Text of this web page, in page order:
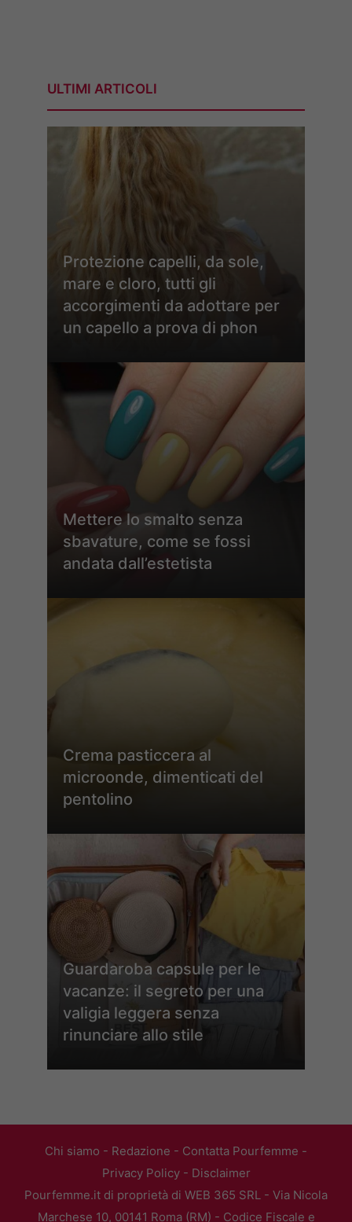
ULTIMI ARTICOLI
Protezione capelli, da sole,
mare e cloro, tutti gli
accorgimenti da adottare per
un capello a prova di phon
Mettere lo smalto senza
sbavature, come se fossi
andata dall’estetista
Crema pasticcera al
microonde, dimenticati del
pentolino
Guardaroba capsule per le
vacanze: il segreto per una
valigia leggera senza
rinunciare allo stile
Chi siamo - Redazione - Contatta Pourfemme -
Privacy Policy- Disclaimer
Pourfemme.it di proprietà di WEB 365 SRL - Via Nicola
Marchese 10, 00141 Roma (RM) - Codice Fiscale e